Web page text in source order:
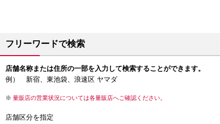
フリーワードで検索
店舗名称または住所の一部を入力して検索することができます。
例） 新宿、東池袋、浪速区 ヤマダ
量販店の営業状況については各量販店へご確認ください。
店舗区分を指定